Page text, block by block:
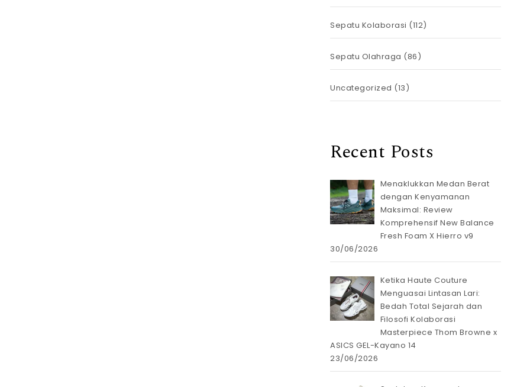
Sepatu Kolaborasi (112)
Sepatu Olahraga (86)
Uncategorized (13)
Recent Posts
Menaklukkan Medan Berat
dengan Kenyamanan
Maksimal: Review
Komprehensif New Balance
Fresh Foam X Hierro v9
30/06/2026
Ketika Haute Couture
Menguasai Lintasan Lari:
Bedah Total Sejarah dan
Filosofi Kolaborasi
Masterpiece Thom Browne x
ASICS GEL-Kayano 14
23/06/2026